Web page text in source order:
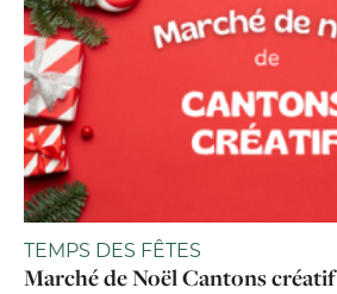
TEMPS DES FÊTES
Marché de Noël Cantons créatif